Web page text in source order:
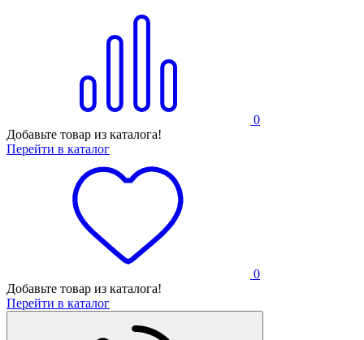
0
Добавьте товар из каталога!
Перейти в каталог
0
Добавьте товар из каталога!
Перейти в каталог